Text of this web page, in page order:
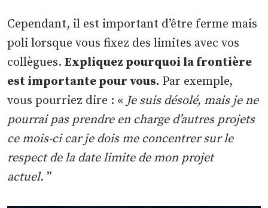
Cependant, il est important d’être ferme mais
poli lorsque vous fixez des limites avec vos
collègues.Expliquez pourquoi la frontière
est importante pour vous. Par exemple,
vous pourriez dire : «Je suis désolé, mais je ne
pourrai pas prendre en charge d’autres projets
ce mois-ci car je dois me concentrer sur le
respect de la date limite de mon projet
actuel.”